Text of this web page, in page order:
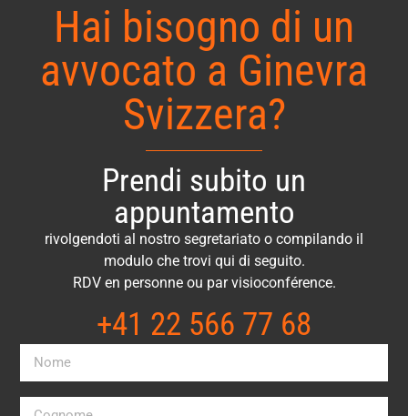
Hai bisogno di un
avvocato a Ginevra
Svizzera?
Prendi subito un
appuntamento
rivolgendoti al nostro segretariato o compilando il
modulo che trovi qui di seguito.
RDV en personne ou par visioconférence.
+41 22 566 77 68​